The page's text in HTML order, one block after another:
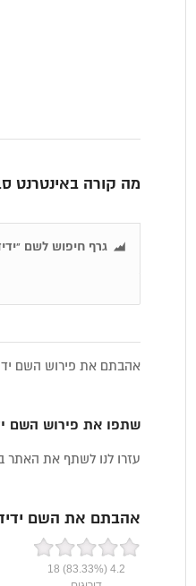
מה קורה באינטרנט
גרף חיפוש לשם
אהבתם את פירוש השם
שתפו את פירוש השם
עזרו לנו לשתף את
אהבתם את השם
4.2
(83.33%)
18